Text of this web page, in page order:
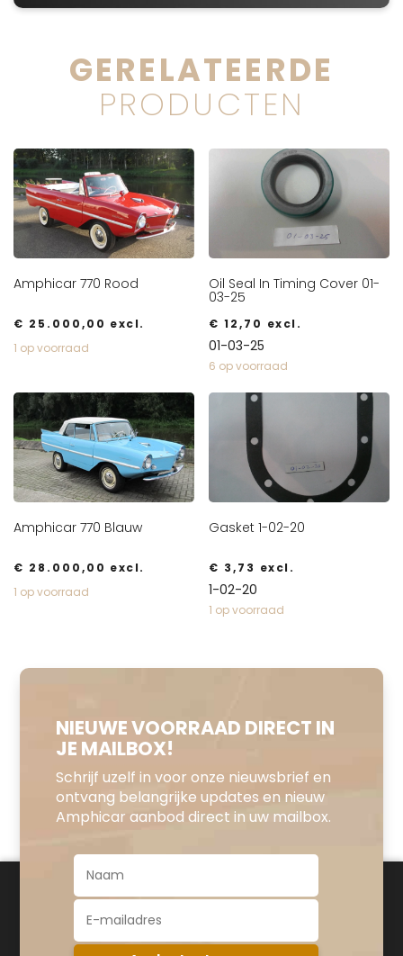
GERELATEERDE
PRODUCTEN
Amphicar 770 Rood
€ 25.000,00 excl.
1 op voorraad
Oil Seal In Timing Cover 01-
03-25
€ 12,70 excl.
01-03-25
6 op voorraad
Amphicar 770 Blauw
€ 28.000,00 excl.
1 op voorraad
Gasket 1-02-20
€ 3,73 excl.
1-02-20
1 op voorraad
NIEUWE VOORRAAD DIRECT IN
JE MAILBOX!
Schrijf uzelf in voor onze nieuwsbrief en
ontvang belangrijke updates en nieuw
Amphicar aanbod direct in uw mailbox.